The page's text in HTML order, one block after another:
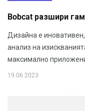
Bobcat разшири
Дизайна е
анализ на
максимално
19.06.2023